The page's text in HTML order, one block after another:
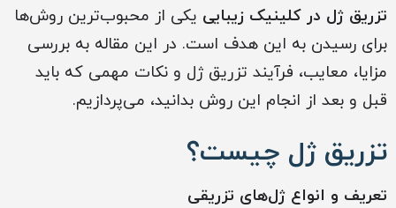
تزریق ژل در کلینیک زیبایی یکی از محبوب‌ترین روش‌ها
برای رسیدن به این هدف است. در این مقاله به بررسی
مزایا، معایب، فرآیند تزریق ژل و نکات مهمی که باید
قبل و بعد از انجام این روش بدانید، می‌پردازیم.
تزریق ژل چیست؟
تعریف و انواع ژل‌های تزریقی